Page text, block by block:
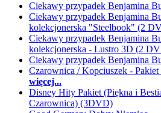
Ciekawy przypadek Benjamina
Ciekawy przypadek Benjamina
kolekcjonerska "Steelbook" (2
Ciekawy przypadek Benjamina
kolekcjonerska - Lustro 3D (2
Ciekawy przypadek Benjamina
Czarownica / Kopciuszek -
więcej...
Disney Hity Pakiet (Piękna i
Czarownica) (3DVD)